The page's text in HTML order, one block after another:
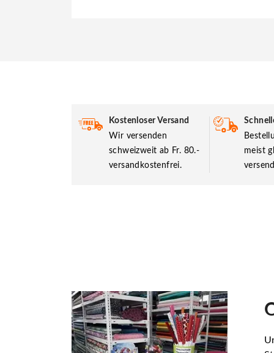
Kostenloser Versand
Wir versenden
schweizweit ab Fr. 80.-
versandkostenfrei.
meist